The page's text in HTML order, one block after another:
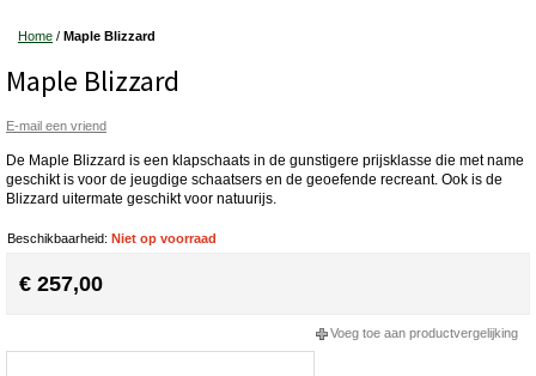
Home / Maple Blizzard
Maple Blizzard
E-mail een vriend
De Maple Blizzard is een klapschaats in de gunstigere prijsklasse die met name
geschikt is voor de jeugdige schaatsers en de geoefende recreant. Ook is de
Blizzard uitermate geschikt voor natuurijs.
Beschikbaarheid: Niet op voorraad
€ 257,00
Voeg toe aan productvergelijking